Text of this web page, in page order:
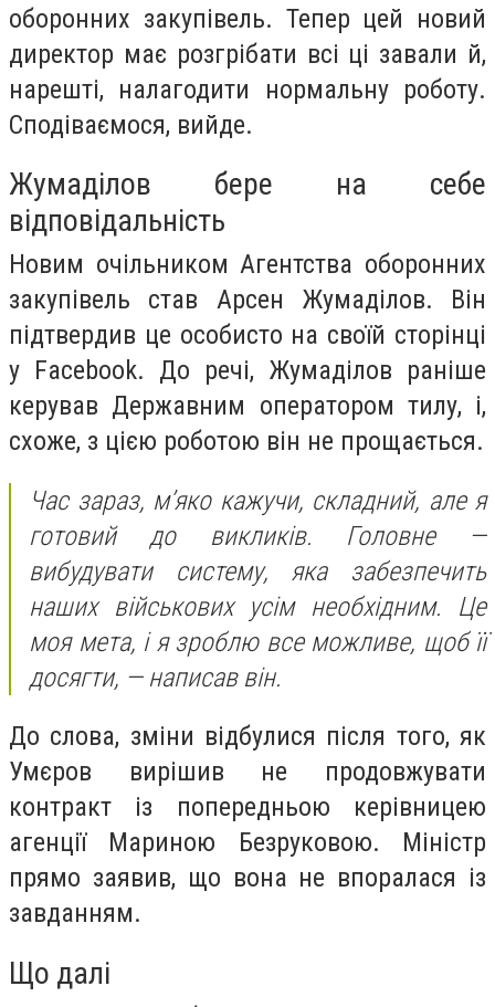
оборонних закупівель. Тепер цей новий
директор має розгрібати всі ці завали й,
нарешті, налагодити нормальну роботу.
Сподіваємося, вийде.
Жумаділов бере на себе
відповідальність
Новим очільником Агентства оборонних
закупівель став Арсен Жумаділов. Він
підтвердив це особисто на своїй сторінці
у Facebook. До речі, Жумаділов раніше
керував Державним оператором тилу, і,
схоже, з цією роботою він не прощається.
Час зараз, м’яко кажучи, складний, але я
готовий до викликів. Головне —
вибудувати систему, яка забезпечить
наших військових усім необхідним. Це
моя мета, і я зроблю все можливе, щоб її
досягти, — написав він.
До слова, зміни відбулися після того, як
Умєров вирішив не продовжувати
контракт із попередньою керівницею
агенції Мариною Безруковою. Міністр
прямо заявив, що вона не впоралася із
завданням.
Що далі